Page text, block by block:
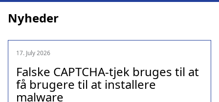
Nyheder
17. July 2026
Falske CAPTCHA-tjek bruges til at
få brugere til at installere
malware